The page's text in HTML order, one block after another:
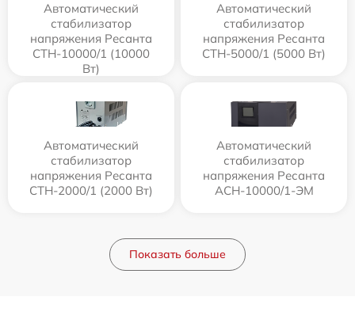
Автоматический
стабилизатор
напряжения Ресанта
СТН-10000/1 (10000
Вт)
Автоматический
стабилизатор
напряжения Ресанта
СТН-5000/1 (5000 Вт)
Автоматический
стабилизатор
напряжения Ресанта
СТН-2000/1 (2000 Вт)
Автоматический
стабилизатор
напряжения Ресанта
АСН-10000/1-ЭМ
Показать больше